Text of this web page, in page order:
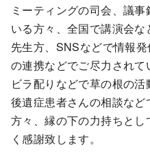
ミーティングの司会、議
いる方々、全国で講演会
先生方、SNSなどで情報
の連携などでご尽力され
ビラ配りなどで草の根の
後遺症患者さんの相談な
方々、縁の下の力持ちと
く感謝致します。